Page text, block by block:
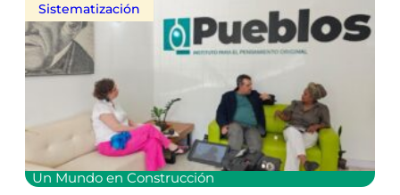
Sistematización
Un Mundo en Construcción